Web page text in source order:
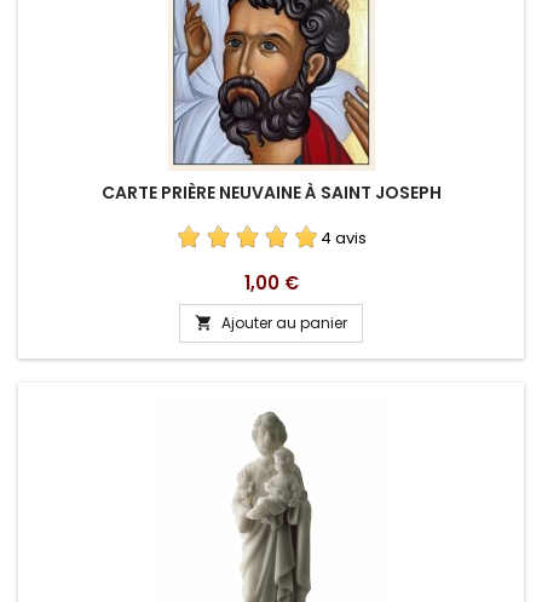
CARTE PRIÈRE NEUVAINE À SAINT JOSEPH
4 avis
Prix
1,00 €
 Ajouter au panier